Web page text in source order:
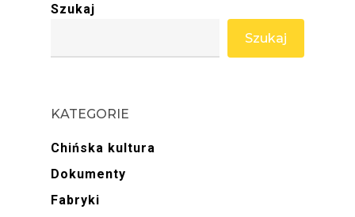
Szukaj
Szukaj
KATEGORIE
Chińska kultura
Dokumenty
Fabryki